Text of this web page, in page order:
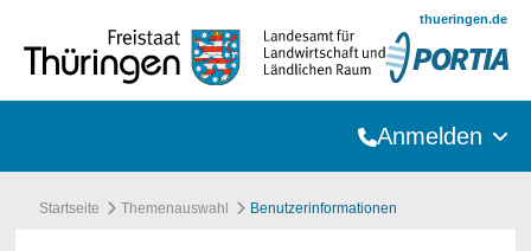
thueringen.de
Anmelden
Startseite Themenauswahl Benutzerinformationen